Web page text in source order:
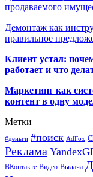
продаваемого
Демонтаж как
правильное
Клиент устал:
работает и что
Маркетинг как
контент в одну
Метки
#деньги #поиск AdFox
Реклама
ВКонтакте Видео Выдача